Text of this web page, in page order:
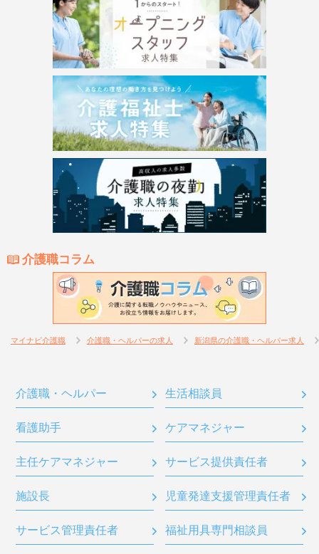
介護職コラム
マイナビ介護職 介護職・ヘルパーの求人 新潟県の介護職・ヘルパー求人
介護職・ヘルパー 生活相談員
看護助手 ケアマネジャー
主任ケアマネジャー サービス提供責任者
施設長 児童発達支援管理責任者
サービス管理責任者 福祉用具専門相談員